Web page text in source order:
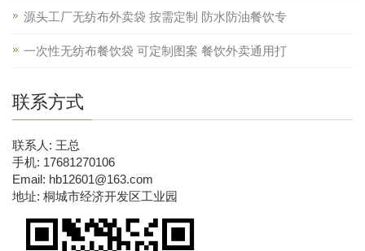
源头工厂无纺布外卖袋 按需定制 防水防油餐饮专
一次性无纺布餐饮袋 可定制图案 餐饮外卖通用打
联系方式
联系人: 王总
手机: 17681270106
Email: hb12601@163.com
地址: 桐城市经济开发区工业园